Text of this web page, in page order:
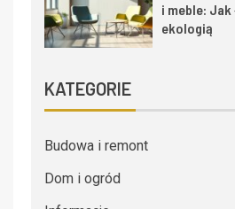
i meble:
ekologią
KATEGORIE
Budowa i remont
Dom i ogród